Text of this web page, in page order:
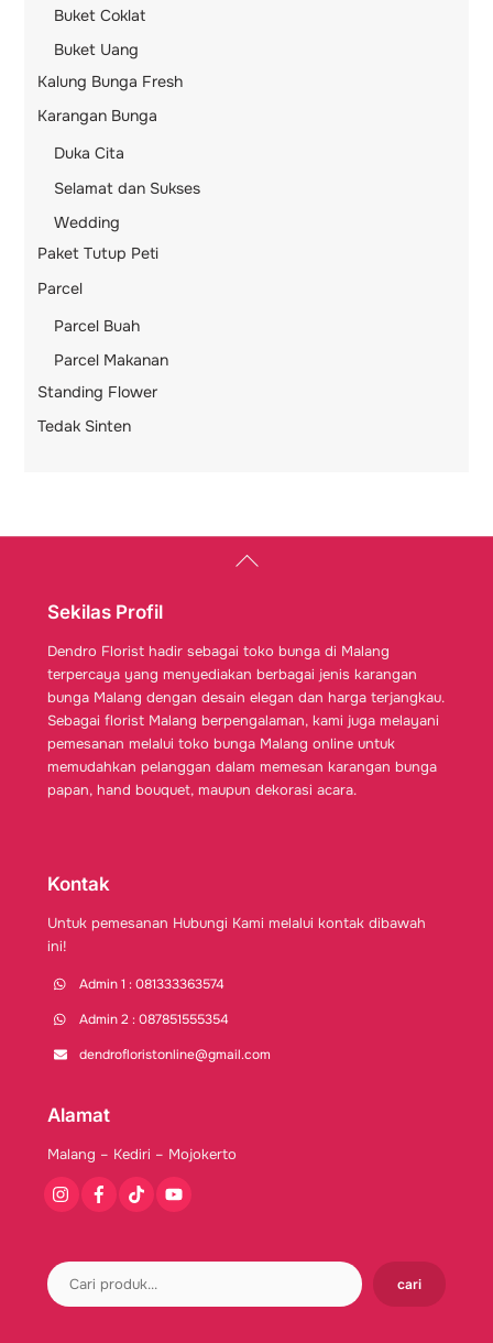
Buket Coklat
Buket Uang
Kalung Bunga Fresh
Karangan Bunga
Duka Cita
Selamat dan Sukses
Wedding
Paket Tutup Peti
Parcel
Parcel Buah
Parcel Makanan
Standing Flower
Tedak Sinten
Back
Sekilas Profil
Dendro Florist hadir sebagai toko bunga di Malang
terpercaya yang menyediakan berbagai jenis karangan
bunga Malang dengan desain elegan dan harga terjangkau.
Sebagai florist Malang berpengalaman, kami juga melayani
pemesanan melalui toko bunga Malang online untuk
memudahkan pelanggan dalam memesan karangan bunga
papan, hand bouquet, maupun dekorasi acara.
Kontak
Untuk pemesanan Hubungi Kami melalui kontak dibawah
ini!
Admin 1 : 081333363574
Admin 2 : 087851555354
dendrofloristonline@gmail.com
Alamat
Malang – Kediri – Mojokerto
InstagramFacebook
TiktokYoutube
cari